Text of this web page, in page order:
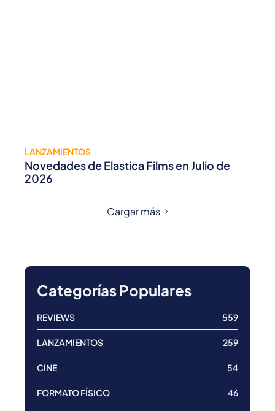
LANZAMIENTOS
Novedades de Elastica Films en Julio de
2026
Cargar más
Categorías Populares
REVIEWS 559
LANZAMIENTOS 259
CINE 54
FORMATO FÍSICO 46